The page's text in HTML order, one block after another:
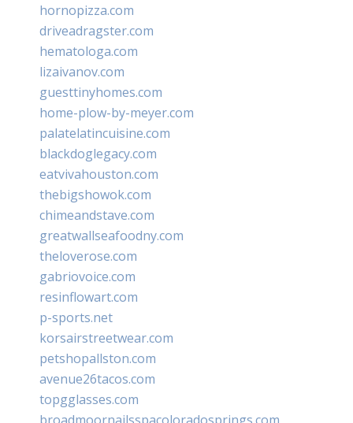
hornopizza.com
driveadragster.com
hematologa.com
lizaivanov.com
guesttinyhomes.com
home-plow-by-meyer.com
palatelatincuisine.com
blackdoglegacy.com
eatvivahouston.com
thebigshowok.com
chimeandstave.com
greatwallseafoodny.com
theloverose.com
gabriovoice.com
resinflowart.com
p-sports.net
korsairstreetwear.com
petshopallston.com
avenue26tacos.com
topgglasses.com